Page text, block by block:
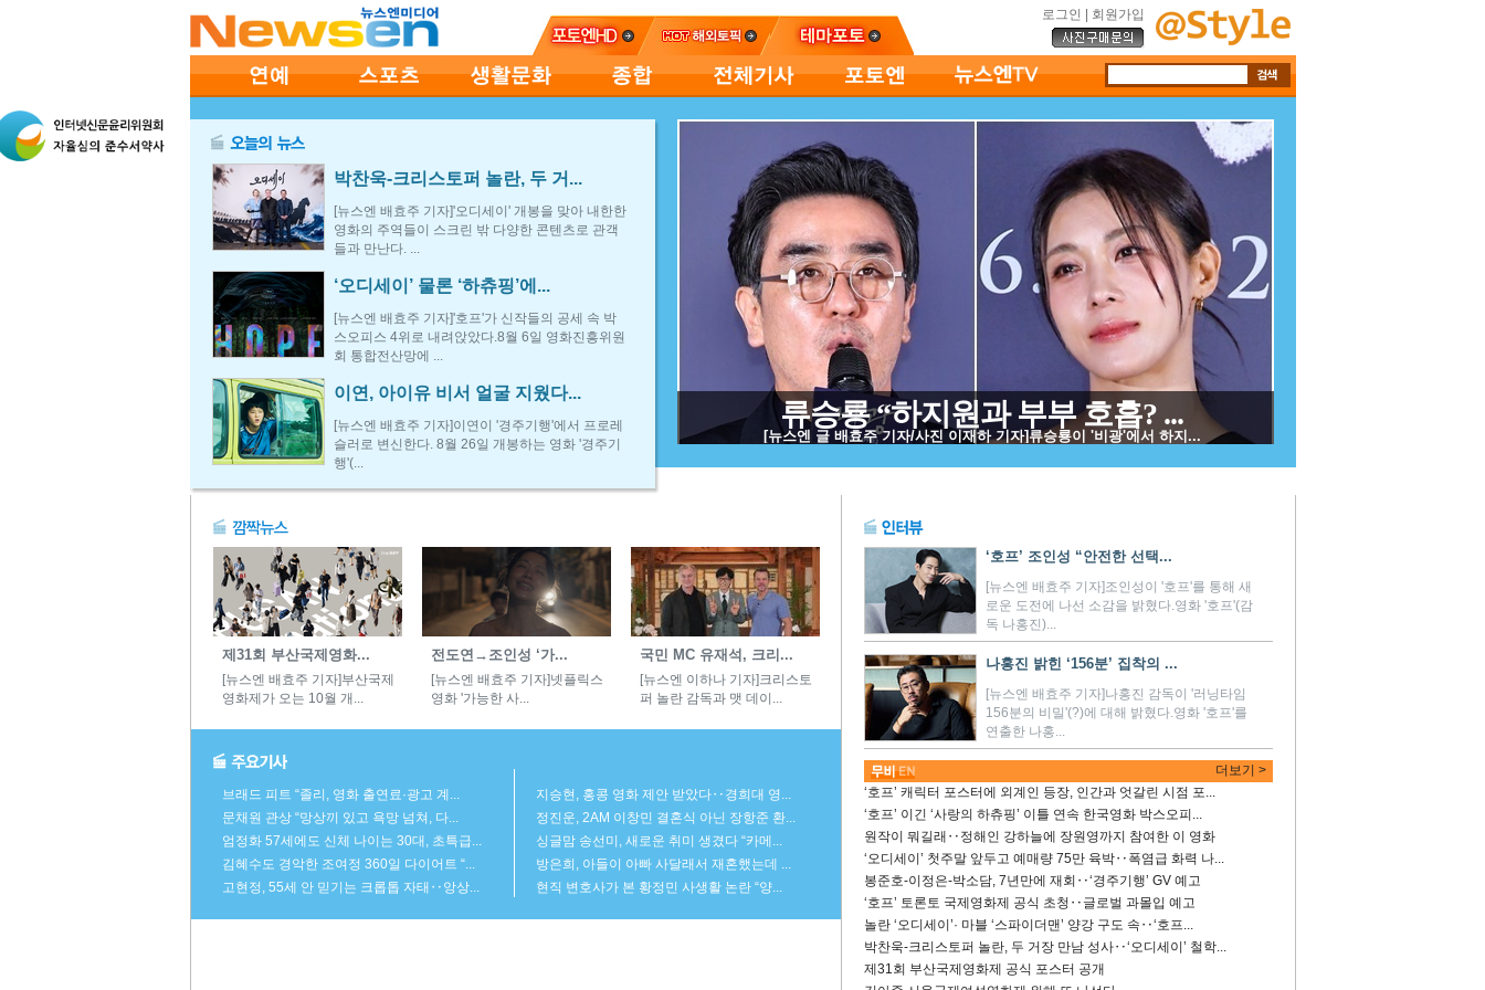
로그인 회원가입
박찬욱-크리스토퍼 놀란, 두 거...
[뉴스엔 배효주 기자]'오디세이' 개봉을 맞아 내한한
영화의 주역들이 스크린 밖 다양한 콘텐츠로 관객
들과 만난다. ...
‘오디세이’ 물론 ‘하츄핑’에...
[뉴스엔 배효주 기자]'호프'가 신작들의 공세 속 박
스오피스 4위로 내려앉았다.8월 6일 영화진흥위원
회 통합전산망에 ...
이연, 아이유 비서 얼굴 지웠다...
[뉴스엔 배효주 기자]이연이 '경주기행'에서 프로레
슬러로 변신한다. 8월 26일 개봉하는 영화 '경주기
행'(...
류승룡 “하지원과 부부 호흡? ...
[뉴스엔 글 배효주 기자/사진 이재하 기자]류승룡이 '비광'에서 하지...
제31회 부산국제영화...
[뉴스엔 배효주 기자]부산국제
영화제가 오는 10월 개...
전도연→조인성 ‘가...
[뉴스엔 배효주 기자]넷플릭스
영화 '가능한 사...
국민 MC 유재석, 크리...
[뉴스엔 이하나 기자]크리스토
퍼 놀란 감독과 맷 데이...
브래드 피트 “졸리, 영화 출연료·광고 계...
문채원 관상 “망상끼 있고 욕망 넘쳐, 다...
엄정화 57세에도 신체 나이는 30대, 초특급...
김혜수도 경악한 조여정 360일 다이어트 “...
고현정, 55세 안 믿기는 크롭톱 자태‥앙상...
지승현, 홍콩 영화 제안 받았다‥경희대 영...
정진운, 2AM 이창민 결혼식 아닌 장항준 환...
싱글맘 송선미, 새로운 취미 생겼다 “카메...
방은희, 아들이 아빠 사달래서 재혼했는데 ...
현직 변호사가 본 황정민 사생활 논란 “양...
‘호프’ 조인성 “안전한 선택...
[뉴스엔 배효주 기자]조인성이 '호프'를 통해 새
로운 도전에 나선 소감을 밝혔다.영화 '호프'(감
독 나홍진)...
나홍진 밝힌 ‘156분’ 집착의 ...
[뉴스엔 배효주 기자]나홍진 감독이 '러닝타임
156분의 비밀'(?)에 대해 밝혔다.영화 '호프'를
연출한 나홍...
더보기 >
‘호프’ 캐릭터 포스터에 외계인 등장, 인간과 엇갈린 시점 포...
‘호프’ 이긴 ‘사랑의 하츄핑’ 이틀 연속 한국영화 박스오피...
원작이 뭐길래‥정해인 강하늘에 장원영까지 참여한 이 영화
‘오디세이’ 첫주말 앞두고 예매량 75만 육박‥폭염급 화력 나...
봉준호-이정은-박소담, 7년만에 재회‥‘경주기행’ GV 예고
‘호프’ 토론토 국제영화제 공식 초청‥글로벌 과몰입 예고
놀란 ‘오디세이’· 마블 ‘스파이더맨’ 양강 구도 속‥‘호프...
박찬욱-크리스토퍼 놀란, 두 거장 만남 성사‥‘오디세이’ 철학...
제31회 부산국제영화제 공식 포스터 공개